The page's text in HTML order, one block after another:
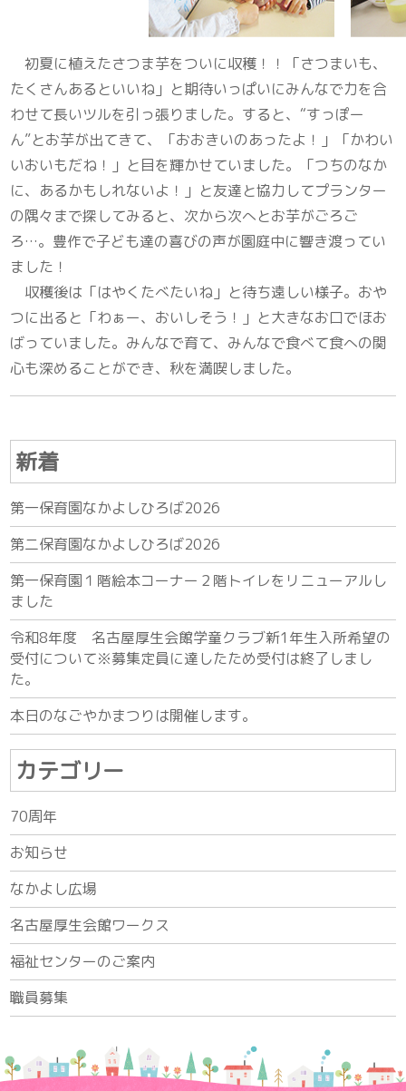
初夏に植えたさつま芋をついに収穫！！「さつまいも、
たくさんあるといいね」と期待いっぱいにみんなで力を合
わせて長いツルを引っ張りました。すると、“すっぽー
ん”とお芋が出てきて、「おおきいのあったよ！」「かわい
いおいもだね！」と目を輝かせていました。「つちのなか
に、あるかもしれないよ！」と友達と協力してプランター
の隅々まで探してみると、次から次へとお芋がごろご
ろ…。豊作で子ども達の喜びの声が園庭中に響き渡ってい
ました！
収穫後は「はやくたべたいね」と待ち遠しい様子。おや
つに出ると「わぁー、おいしそう！」と大きなお口でほお
ばっていました。みんなで育て、みんなで食べて食への関
心も深めることができ、秋を満喫しました。
新着
第一保育園なかよしひろば2026
第二保育園なかよしひろば2026
第一保育園１階絵本コーナー２階トイレをリニューアルし
ました
令和8年度 名古屋厚生会館学童クラブ新1年生入所希望の
受付について※募集定員に達したため受付は終了しまし
た。
本日のなごやかまつりは開催します。
カテゴリー
70周年
お知らせ
なかよし広場
名古屋厚生会館ワークス
福祉センターのご案内
職員募集